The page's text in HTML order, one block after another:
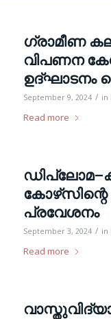
ഗ്രാമീണ
വിപണന
ഉദ്ഘാടനം
September 9, 2024 / in
Read more
കോഴ്‌സിന്റെ
പ്രവേശനം
September 3, 2024 / in
Read more